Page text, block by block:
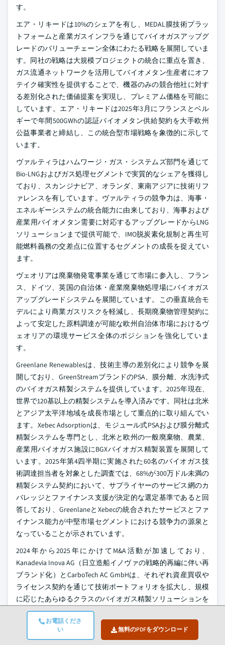
お電話くださ
い
無料のPDFをダウンロード
す。
エア・リキードは10%のシェアを有し、MEDAL膜技術プラッ
トフォームと産業ガスインフラを通じてバイオガスアップグ
レードのバリューチェーン全体にわたる戦略を展開していま
す。同社の戦略は大規模プロジェクトの統合に重点を置き、
ガス流通ネットワークを活用してバイオメタン生産者にオフ
テイク確実性を提供することで、機器のみの競合他社に対す
る差別化された価値提案を実現し、プレミアム価格を可能に
しています。エア・リキードは2025年3月にフランスとベル
ギーで年間500GWhの認証バイオメタン供給契約を大手欧州
公益事業者と締結し、この統合型市場戦略を象徴的に示して
います。
ヴァルティラはハムワージ・ガス・システムズ部門を通じて
Bio-LNGおよびガス処理セグメントで実質的なシェアを獲得し
ており、スカンジナビア、オランダ、東南アジアに技術リフ
ァレンスを有しています。ヴァルティラの競争力は、海事・
エネルギーシステムの統合能力に由来しており、海事および
産業用バイオメタン需要に対応するアップグレードからLNG
ソリューションまで提供可能で、IMO脱炭素化規制と再生可
能燃料義務の交差点に位置するセグメントの成長を捉えてい
ます。
ヴェオリアは廃棄物発電事業を通じて市場に参入し、フラン
ス、ドイツ、英国の自治体・産業廃棄物処理場にバイオガス
アップグレードシステムを展開しています。この垂直統合モ
デルにより商業ガスリスクを軽減し、長期廃棄物管理契約に
よって安定した原料調達が可能な欧州自治体市場におけるヴ
ェオリアの環境サービス全体のポジションを強化していま
す。
Greenlane Renewablesは、技術主導の差別化により競争を展
開しており、GreenStreamブランドのPSA、膜分離、水洗浄式
のバイオガス精製システムを提供しています。2025年現在、
世界で120基以上の精製システムを導入済みです。同社は北米
とアジア太平洋地域を成長市場として重点的に取り組んでい
ます。Xebec Adsorptionは、モジュール式PSAおよび膜分離式
精製システムを専門とし、北米と欧州の一般廃棄物、農業、
産業用バイオガス施設にBGXバイオガス精製装置を展開して
います。2025年第4四半期に実施された60名のバイオガス技
術調達担当者を対象とした調査では、68%が300万ドル未満の
精製システム契約において、サプライヤーのサービス網のカ
バレッジとファイナンス支援が決定的な選定基準であると回
答しており、GreenlaneとXebecの統合されたサービスとファ
イナンス能力が中堅市場セグメントにおける競争力の源泉と
なっていることが示されています。
2024年から2025年にかけてM&A活動が加速しており、
Kanadevia Inova AG（日立造船イノヴァの戦略的再編に伴い再
ブランド化）とCarboTech AC GmbHは、それぞれ資産買収や
ライセンス契約を通じて技術ポートフォリオを拡大し、規模
に応じたあらゆるクラスのバイオガス精製ソリューションを
提供可能なマルチテクノロジー・プラットフォームプロバイ
ダーへの業界トレンドを強化しています。
バイオガス精製技術市場の主要企業